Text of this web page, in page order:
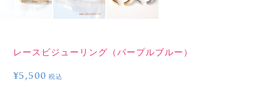
レースビジューリング（パープルブルー）
¥5,500 税込